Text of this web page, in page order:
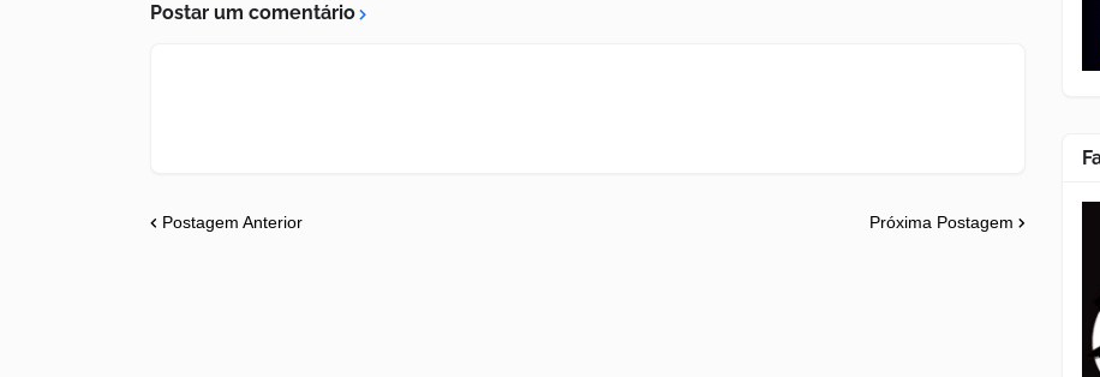
Postar um comentário
Postagem Anterior Próxima Postagem